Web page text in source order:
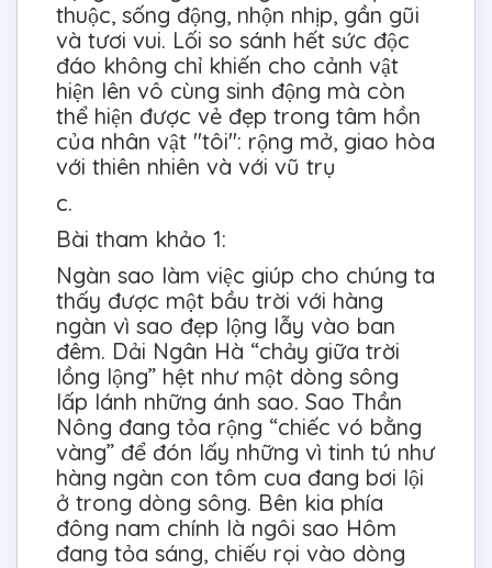
thuộc, sống động, nhộn nhịp, gần gũi
và tươi vui. Lối so sánh hết sức độc
đáo không chỉ khiến cho cảnh vật
hiện lên vô cùng sinh động mà còn
thể hiện được vẻ đẹp trong tâm hồn
của nhân vật "tôi": rộng mở, giao hòa
với thiên nhiên và với vũ trụ
c.
Bài tham khảo 1:
Ngàn sao làm việc giúp cho chúng ta
thấy được một bầu trời với hàng
ngàn vì sao đẹp lộng lẫy vào ban
đêm. Dải Ngân Hà “chảy giữa trời
lồng lộng” hệt như một dòng sông
lấp lánh những ánh sao. Sao Thần
Nông đang tỏa rộng “chiếc vó bằng
vàng” để đón lấy những vì tinh tú như
hàng ngàn con tôm cua đang bơi lội
ở trong dòng sông. Bên kia phía
đông nam chính là ngôi sao Hôm
đang tỏa sáng, chiếu rọi vào dòng